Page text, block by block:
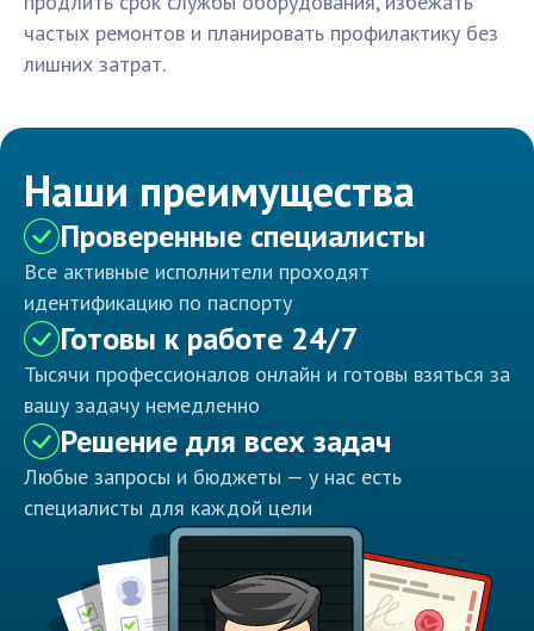
частых ремонтов и планировать профилактику без
лишних затрат.
Наши преимущества
Проверенные специалисты
Все активные исполнители проходят
идентификацию по паспорту
Готовы к работе 24/7
Тысячи профессионалов онлайн и готовы взяться за
вашу задачу немедленно
Решение для всех задач
Любые запросы и бюджеты — у нас есть
специалисты для каждой цели